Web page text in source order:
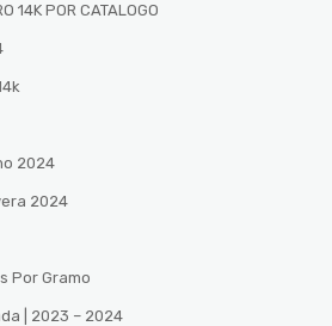
14K POR CATALOGO
2024
2024
Por Gramo
| 2023 – 2024